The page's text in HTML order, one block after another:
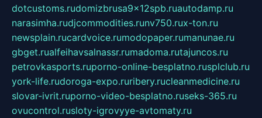
dotcustoms.rudomizbrusa9x12spb.ruautodamp.ru
narasimha.rudjcommodities.runv750.rux-ton.ru
newsplain.rucardvoice.rumodopaper.rumanunae.ru
gbget.rualfeihavsalnassr.rumadoma.rutajuncos.ru
petrovkasports.ruporno-online-besplatno.rusplclub.ru
york-life.rudoroga-expo.ruribery.rucleanmedicine.ru
slovar-ivrit.ruporno-video-besplatno.ruseks-365.ru
ovucontrol.rusloty-igrovyye-avtomaty.ru